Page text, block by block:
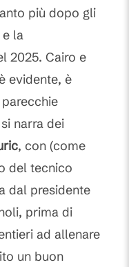
più dopo gli
la
2025. Cairo e
evidente, è
narra dei
, con (come
del tecnico
dal presidente
prima di
ad allenare
un buon